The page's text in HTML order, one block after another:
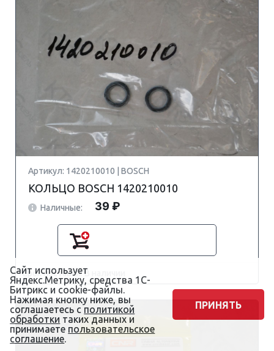
Артикул: 1420210010 | BOSCH
КОЛЬЦО BOSCH 1420210010
Наличные: 39 ₽
Срок поставки: В наличии
Сайт использует
Яндекс.Метрику, средства 1С-
Битрикс и cookie-файлы.
Нажимая кнопку ниже, вы
соглашаетесь с политикой
обработки таких данных и
принимаете пользовательское
соглашение.
ПРИНЯТЬ